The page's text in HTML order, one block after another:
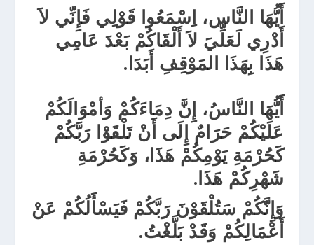
أَيُّهَا النَّاس، اِسْمَعُوا قَوْلِي فَإِنِّي لاَ
أَدْرِي لَعَلِّيَ لاَ أَلْقَاكُمْ بَعْدَ عَامِي
هَذَا بِهَذَا المَوْقِفِ أَبَدَا.
أَيُّهَا النَّاسُ، إِنَّ دِمَاءَكُمْ وَأمْوَالَكُمْ
عَلَيْكُمْ حَرَامٌ إِلَى أَنْ تَلْقَوْا رَبَّكُمْ
كَحُرْمَةِ يَوْمِكُمْ هَذَا، وَكَحُرْمَةِ
شَهْرِكُمْ هَذَا.
وَإِنَّكُمْ سَتُلْقَوْنَ رَبَّكُمْ فَيَسْأَلُكُمْ عَنْ
أَعْمَالِكُمْ وَقَدْ بَلَّغْتُ.